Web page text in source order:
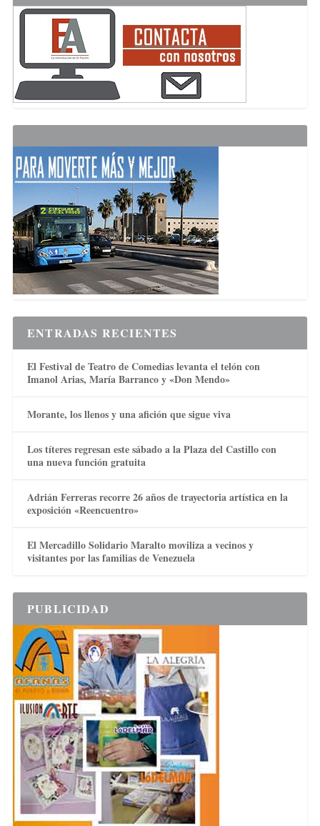
ENTRADAS RECIENTES
El Festival de Teatro de Comedias levanta el telón con
Imanol Arias, María Barranco y «Don Mendo»
Morante, los llenos y una afición que sigue viva
Los títeres regresan este sábado a la Plaza del Castillo con
una nueva función gratuita
Adrián Ferreras recorre 26 años de trayectoria artística en la
exposición «Reencuentro»
El Mercadillo Solidario Maralto moviliza a vecinos y
visitantes por las familias de Venezuela
PUBLICIDAD